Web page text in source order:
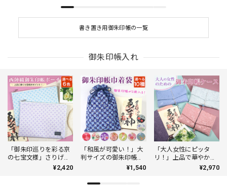
書き置き用御朱印帳の一覧
御朱印帳入れ
「御朱印巡りを彩る京
の七宝文様」さりげな
く上品な御朱印帳ポー
¥2,420
「和風が可愛い！」大
判サイズの御朱印帳が
2冊入る巾着袋！¥1,540
「大人女性にピッタ
リ！」上品で華やかな
大人の御朱印帳ケース
¥2,970